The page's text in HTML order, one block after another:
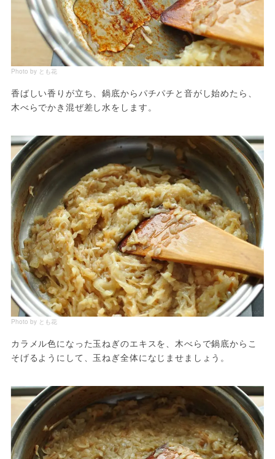
Photo by とも花
香ばしい香りが立ち、鍋底からパチパチと音がし始めたら、
木べらでかき混ぜ差し水をします。
Photo by とも花
カラメル色になった玉ねぎのエキスを、木べらで鍋底からこ
そげるようにして、玉ねぎ全体になじませましょう。